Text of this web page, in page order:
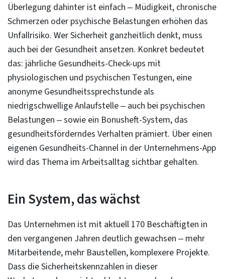
Überlegung dahinter ist einfach – Müdigkeit, chronische
Schmerzen oder psychische Belastungen erhöhen das
Unfallrisiko. Wer Sicherheit ganzheitlich denkt, muss
auch bei der Gesundheit ansetzen. Konkret bedeutet
das: jährliche Gesundheits-Check-ups mit
physiologischen und psychischen Testungen, eine
anonyme Gesundheitssprechstunde als
niedrigschwellige Anlaufstelle – auch bei psychischen
Belastungen – sowie ein Bonusheft-System, das
gesundheitsförderndes Verhalten prämiert. Über einen
eigenen Gesundheits-Channel in der Unternehmens-App
wird das Thema im Arbeitsalltag sichtbar gehalten.
Ein System, das wächst
Das Unternehmen ist mit aktuell 170 Beschäftigten in
den vergangenen Jahren deutlich gewachsen – mehr
Mitarbeitende, mehr Baustellen, komplexere Projekte.
Dass die Sicherheitskennzahlen in dieser